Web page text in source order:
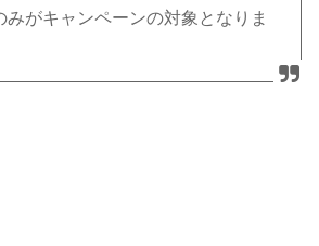
みがキャンペーンの対象となりま